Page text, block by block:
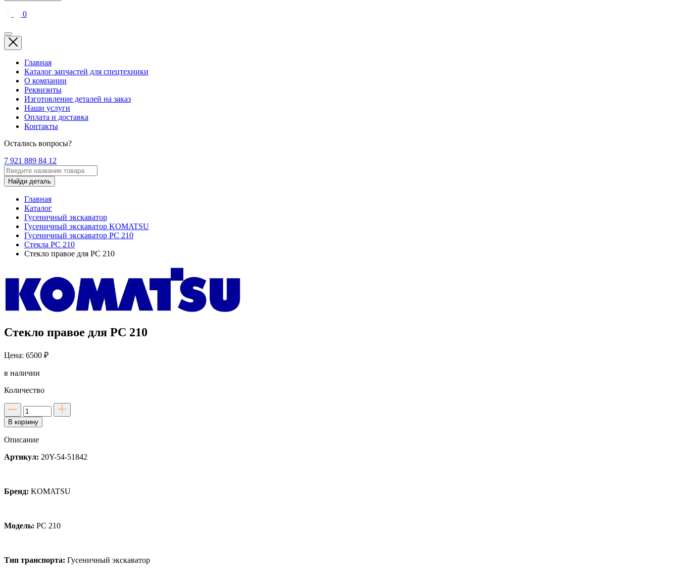
0
Главная
Каталог запчастей для спецтехники
О компании
Реквизиты
Изготовление деталей на заказ
Наши услуги
Оплата и доставка
Контакты
Остались вопросы?
7 921 889 84 12
Найди деталь
Главная
Каталог
Гусеничный экскаватор
Гусеничный экскаватор KOMATSU
Гусеничный экскаватор PC 210
Стекла PC 210
Стекло правое для PC 210
Стекло правое для PC 210
Цена: 6500 ₽
в наличии
Количество
Количество
товара
Стекло
для
PC
210
В корзину
Описание
Артикул: 20Y-54-51842
Бренд: KOMATSU
Модель: PC 210
Тип транспорта: Гусеничный экскаватор